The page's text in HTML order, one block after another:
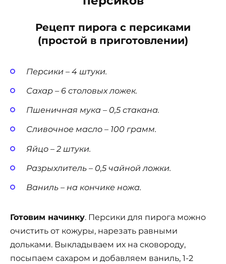
Рецепт пирога с персиками
(простой в приготовлении)
Персики – 4 штуки.
Сахар – 6 столовых ложек.
Пшеничная мука – 0,5 стакана.
Сливочное масло – 100 грамм.
Яйцо – 2 штуки.
Разрыхлитель – 0,5 чайной ложки.
Ваниль – на кончике ножа.
Готовим начинку. Персики для пирога можно
очистить от кожуры, нарезать равными
дольками. Выкладываем их на сковороду,
посыпаем сахаром и добавляем ваниль, 1-2